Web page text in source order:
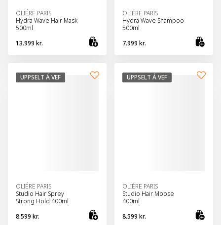
OLIÉRE PARIS
Hydra Wave Hair Mask
500ml
13.999 kr.
OLIÉRE PARIS
Hydra Wave Shampoo
500ml
7.999 kr.
UPPSELT Á VEF
OLIÉRE PARIS
Studio Hair Sprey
Strong Hold 400ml
8.599 kr.
UPPSELT Á VEF
OLIÉRE PARIS
Studio Hair Moose
400ml
8.599 kr.